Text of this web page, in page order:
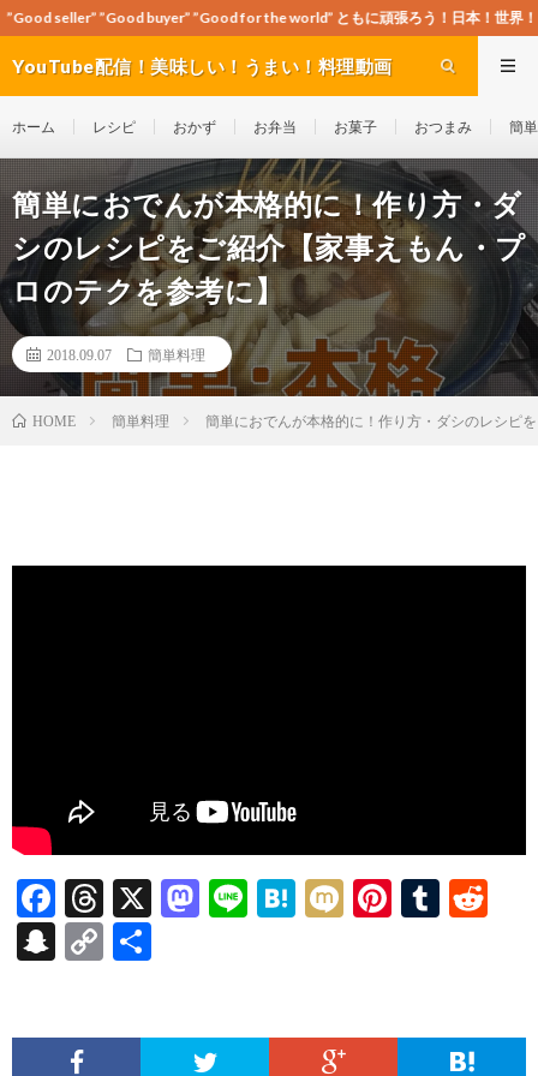
”Good for the world” ともに頑張ろう！日本！世界！
YouTube配信！美味しい！うまい！料理動画
ホーム レシピ おかず お弁当 お菓子 おつまみ 簡
簡単におでんが本格的に！作り方・ダ
シのレシピをご紹介【家事えもん・プ
ロのテクを参考に】
2018.09.07 簡単料理
HOME 簡単料理 簡単におでんが本格的に！作り方・ダシのレシピ
F
ac
e
o
T
hr
ea
X
M
o
Li H
a
M Pi
t
T
r
t
S
pc
C